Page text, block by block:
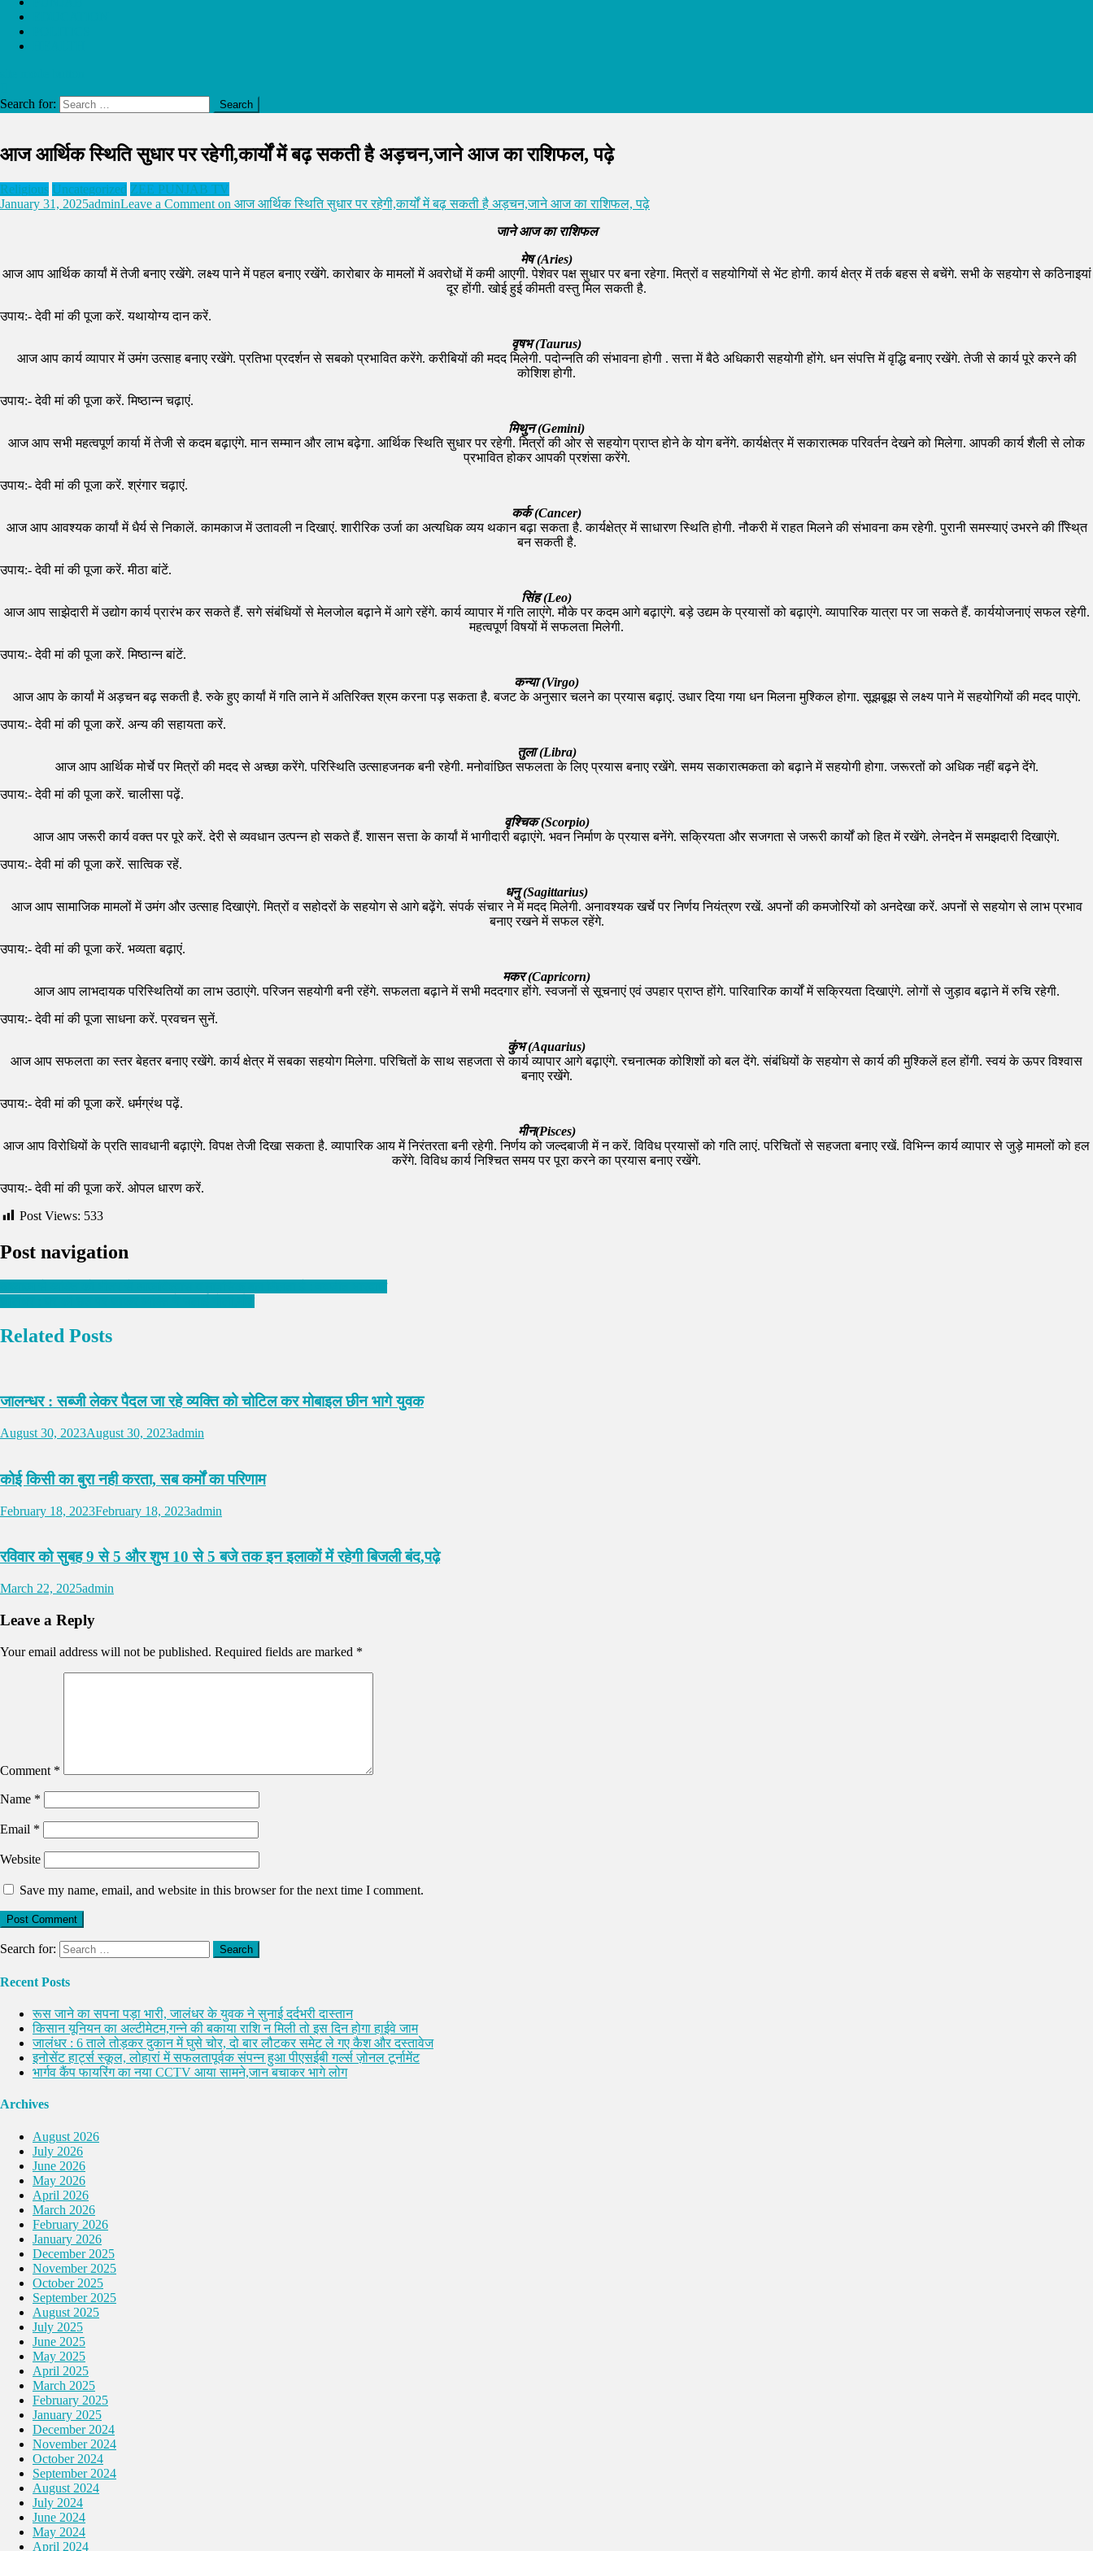
Search for:
आज आर्थिक स्थिति सुधार पर रहेगी,कार्यों में बढ़ सकती है अड़चन,जाने आज का राशिफल, पढ़े
Religious Uncategorized ZEE PUNJAB TV
January 31, 2025adminLeave a Comment on आज आर्थिक स्थिति सुधार पर रहेगी,कार्यों में बढ़ सकती है अड़चन,जाने आज का राशिफल, पढ़े
जाने आज का राशिफल
मेष (Aries)
आज आप आर्थिक कार्यां में तेजी बनाए रखेंगे. लक्ष्य पाने में पहल बनाए रखेंगे. कारोबार के मामलों में अवरोधों में कमी आएगी. पेशेवर पक्ष सुधार पर बना रहेगा. मित्रों व सहयोगियों से भेंट होगी. कार्य क्षेत्र में तर्क बहस से बचेंगे. सभी के सहयोग से कठिनाइयां
दूर होंगी. खोई हुई कीमती वस्तु मिल सकती है.
उपाय:- देवी मां की पूजा करें. यथायोग्य दान करें.
वृषभ (Taurus)
आज आप कार्य व्यापार में उमंग उत्साह बनाए रखेंगे. प्रतिभा प्रदर्शन से सबको प्रभावित करेंगे. करीबियों की मदद मिलेगी. पदोन्नति की संभावना होगी . सत्ता में बैठे अधिकारी सहयोगी होंगे. धन संपत्ति में वृद्धि बनाए रखेंगे. तेजी से कार्य पूरे करने की
कोशिश होगी.
उपाय:- देवी मां की पूजा करें. मिष्ठान्न चढ़ाएं.
मिथुन (Gemini)
आज आप सभी महत्वपूर्ण कार्या में तेजी से कदम बढ़ाएंगे. मान सम्मान और लाभ बढ़ेगा. आर्थिक स्थिति सुधार पर रहेगी. मित्रों की ओर से सहयोग प्राप्त होने के योग बनेंगे. कार्यक्षेत्र में सकारात्मक परिवर्तन देखने को मिलेगा. आपकी कार्य शैली से लोक
प्रभावित होकर आपकी प्रशंसा करेंगे.
उपाय:- देवी मां की पूजा करें. श्रंगार चढ़ाएं.
कर्क (Cancer)
आज आप आवश्यक कार्यां में धैर्य से निकालें. कामकाज में उतावली न दिखाएं. शारीरिक उर्जा का अत्यधिक व्यय थकान बढ़ा सकता है. कार्यक्षेत्र में साधारण स्थिति होगी. नौकरी में राहत मिलने की संभावना कम रहेगी. पुरानी समस्याएं उभरने की स्थि्ित
बन सकती है.
उपाय:- देवी मां की पूजा करें. मीठा बांटें.
सिंह (Leo)
आज आप साझेदारी में उद्योग कार्य प्रारंभ कर सकते हैं. सगे संबंधियों से मेलजोल बढ़ाने में आगे रहेंगे. कार्य व्यापार में गति लाएंगे. मौके पर कदम आगे बढ़ाएंगे. बड़े उद्यम के प्रयासों को बढ़ाएंगे. व्यापारिक यात्रा पर जा सकते हैं. कार्ययोजनाएं सफल रहेगी.
महत्वपूर्ण विषयों में सफलता मिलेगी.
उपाय:- देवी मां की पूजा करें. मिष्ठान्न बांटें.
कन्या (Virgo)
आज आप के कार्यां में अड़चन बढ़ सकती है. रुके हुए कार्यां में गति लाने में अतिरिक्त श्रम करना पड़ सकता है. बजट के अनुसार चलने का प्रयास बढ़ाएं. उधार दिया गया धन मिलना मुश्किल होगा. सूझबूझ से लक्ष्य पाने में सहयोगियों की मदद पाएंगे.
उपाय:- देवी मां की पूजा करें. अन्य की सहायता करें.
तुला (Libra)
आज आप आर्थिक मोर्चे पर मित्रों की मदद से अच्छा करेंगे. परिस्थिति उत्साहजनक बनी रहेगी. मनोवांछित सफलता के लिए प्रयास बनाए रखेंगे. समय सकारात्मकता को बढ़ाने में सहयोगी होगा. जरूरतों को अधिक नहीं बढ़ने देंगे.
उपाय:- देवी मां की पूजा करें. चालीसा पढ़ें.
वृश्चिक (Scorpio)
आज आप जरूरी कार्य वक्त पर पूरे करें. देरी से व्यवधान उत्पन्न हो सकते हैं. शासन सत्ता के कार्यां में भागीदारी बढ़ाएंगे. भवन निर्माण के प्रयास बनेंगे. सक्रियता और सजगता से जरूरी कार्यों को हित में रखेंगे. लेनदेन में समझदारी दिखाएंगे.
उपाय:- देवी मां की पूजा करें. सात्विक रहें.
धनु (Sagittarius)
आज आप सामाजिक मामलों में उमंग और उत्साह दिखाएंगे. मित्रों व सहोदरों के सहयोग से आगे बढ़ेंगे. संपर्क संचार ने में मदद मिलेगी. अनावश्यक खर्चे पर निर्णय नियंत्रण रखें. अपनों की कमजोरियों को अनदेखा करें. अपनों से सहयोग से लाभ प्रभाव
बनाए रखने में सफल रहेंगे.
उपाय:- देवी मां की पूजा करें. भव्यता बढ़ाएं.
मकर (Capricorn)
आज आप लाभदायक परिस्थितियों का लाभ उठाएंगे. परिजन सहयोगी बनी रहेंगे. सफलता बढ़ाने में सभी मददगार होंगे. स्वजनों से सूचनाएं एवं उपहार प्राप्त होंगे. पारिवारिक कार्यों में सक्रियता दिखाएंगे. लोगों से जुड़ाव बढ़ाने में रुचि रहेगी.
उपाय:- देवी मां की पूजा साधना करें. प्रवचन सुनें.
कुंभ (Aquarius)
आज आप सफलता का स्तर बेहतर बनाए रखेंगे. कार्य क्षेत्र में सबका सहयोग मिलेगा. परिचितों के साथ सहजता से कार्य व्यापार आगे बढ़ाएंगे. रचनात्मक कोशिशों को बल देंगे. संबंधियों के सहयोग से कार्य की मुश्किलें हल होंगी. स्वयं के ऊपर विश्वास
बनाए रखेंगे.
उपाय:- देवी मां की पूजा करें. धर्मग्रंथ पढ़ें.
मीन(Pisces)
आज आप विरोधियों के प्रति सावधानी बढ़ाएंगे. विपक्ष तेजी दिखा सकता है. व्यापारिक आय में निरंतरता बनी रहेगी. निर्णय को जल्दबाजी में न करें. विविध प्रयासों को गति लाएं. परिचितों से सहजता बनाए रखें. विभिन्न कार्य व्यापार से जुड़े मामलों को हल
करेंगे. विविध कार्य निश्चित समय पर पूरा करने का प्रयास बनाए रखेंगे.
उपाय:- देवी मां की पूजा करें. ओपल धारण करें.
Post Views: 533
Post navigation
Related Posts
जालन्धर : सब्जी लेकर पैदल जा रहे व्यक्ति को चोटिल कर मोबाइल छीन भागे युवक
August 30, 2023August 30, 2023admin
कोई किसी का बुरा नही करता, सब कर्मों का परिणाम
February 18, 2023February 18, 2023admin
रविवार को सुबह 9 से 5 और शुभ 10 से 5 बजे तक इन इलाकों में रहेगी बिजली बंद,पढ़े
March 22, 2025admin
Leave a Reply
Your email address will not be published. Required fields are marked *
Comment *
Name *
Email *
Website
Save my name, email, and website in this browser for the next time I comment.
Search for:
Recent Posts
रूस जाने का सपना पड़ा भारी, जालंधर के युवक ने सुनाई दर्दभरी दास्तान
किसान यूनियन का अल्टीमेटम,गन्ने की बकाया राशि न मिली तो इस दिन होगा हाईवे जाम
जालंधर : 6 ताले तोड़कर दुकान में घुसे चोर, दो बार लौटकर समेट ले गए कैश और दस्तावेज
इनोसेंट हार्ट्स स्कूल, लोहारां में सफलतापूर्वक संपन्न हुआ पीएसईबी गर्ल्स ज़ोनल टूर्नामेंट
भार्गव कैंप फायरिंग का नया CCTV आया सामने,जान बचाकर भागे लोग
Archives
August 2026
July 2026
June 2026
May 2026
April 2026
March 2026
February 2026
January 2026
December 2025
November 2025
October 2025
September 2025
August 2025
July 2025
June 2025
May 2025
April 2025
March 2025
February 2025
January 2025
December 2024
November 2024
October 2024
September 2024
August 2024
July 2024
June 2024
May 2024
April 2024